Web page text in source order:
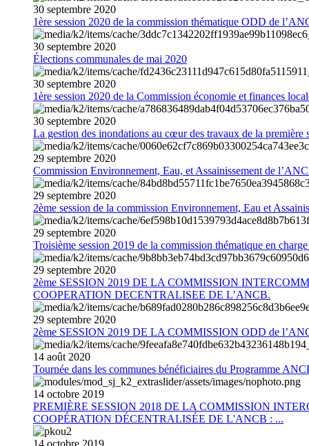
30 septembre 2020
1ère session 2020 de la commission thématique ODD de
30 septembre 2020
Élections communales de mai 2020
30 septembre 2020
1ère session 2020 de la Commission économie et finances
30 septembre 2020
La gestion des inondations au cœur des travaux de la première
29 septembre 2020
Commission Environnement, Eau, et Assainissement de
29 septembre 2020
2ème session de la commission Environnement, Eau et
29 septembre 2020
Troisième session 2019 de la commission thématique en
29 septembre 2020
2ème SESSION 2019 DE LA COMMISSION
COOPERATION DECENTRALISEE DE L’ANCB.
29 septembre 2020
2ème SESSION 2019 DE LA COMMISSION ODD de
14 août 2020
Tournée dans les communes bénéficiaires du Programme
14 octobre 2019
PREMIÈRE SESSION 2018 DE LA COMMISSION
COOPÉRATION DÉCENTRALISÉE DE L'ANCB : ...
14 octobre 2019